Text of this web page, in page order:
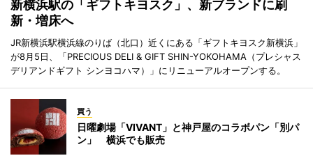
新横浜駅の「ギフトキヨスク」、新ブランドに刷
新・増床へ
JR新横浜駅横浜線のりば（北口）近くにある「ギフトキヨスク新横浜」
が8月5日、「PRECIOUS DELI & GIFT SHIN-YOKOHAMA（プレシャス
デリアンドギフト シンヨコハマ）」にリニューアルオープンする。
買う
日曜劇場「VIVANT」と神戸屋のコラボパン「別パ
ン」 横浜でも販売